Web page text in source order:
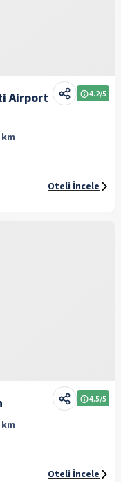
Airport
4.2/5
km
Oteli İncele
4.5/5
km
Oteli İncele